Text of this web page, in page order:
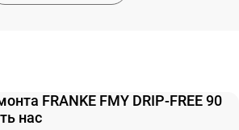
FRANKE FMY DRIP-FREE 90
нас